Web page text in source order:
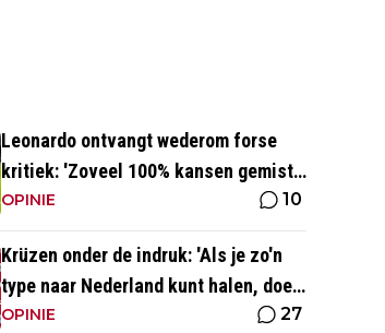
Leonardo ontvangt wederom forse
kritiek: 'Zoveel 100% kansen gemist,
dat je begint te twijfelen'
OPINIE 10
Krüzen onder de indruk: 'Als je zo'n
type naar Nederland kunt halen, doe
je iets goed'
OPINIE 27